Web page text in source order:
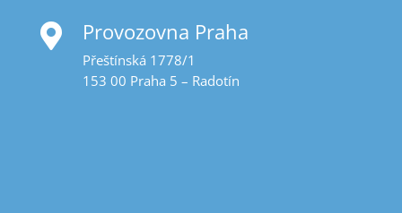
 Provozovna Praha
Přeštínská 1778/1
153 00 Praha 5 – Radotín